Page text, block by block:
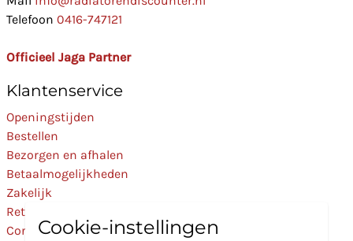
Telefoon 0416-747121
Officieel Jaga Partner
Klantenservice
Openingstijden
Bestellen
Bezorgen en afhalen
Betaalmogelijkheden
Zakelijk
Retourneren
ContactCookie-instellingen